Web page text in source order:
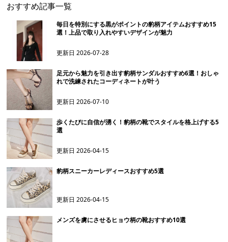
おすすめ記事一覧
毎日を特別にする黒がポイントの豹柄アイテムおすすめ15
選！上品で取り入れやすいデザインが魅力
更新日2026-07-28
足元から魅力を引き出す豹柄サンダルおすすめ6選！おしゃ
れで洗練されたコーディネートが叶う
更新日2026-07-10
歩くたびに自信が湧く！豹柄の靴でスタイルを格上げする5
選
更新日2026-04-15
豹柄スニーカーレディースおすすめ5選
更新日2026-04-15
メンズを虜にさせるヒョウ柄の靴おすすめ10選